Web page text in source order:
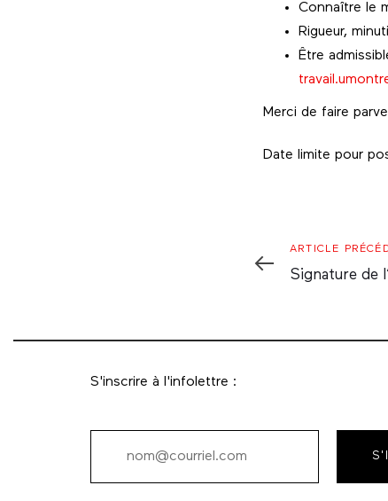
Connaître le
Rigueur,
Être
Merci de faire
Date limite pour
Article
Précédent
ARTICLE
Signature de
S'inscrire à l'infolettre :